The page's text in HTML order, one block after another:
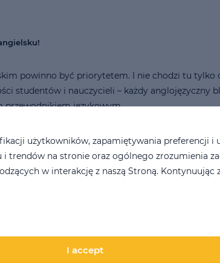
powinno być priorytetem. I nie chodzi tu tylko
studentów i nauczycieli – każdy anglojęzyczny
przewodnikiem językowym.
Beckhama czy Brittany Broski, a angielski –
towarzyszył Ci na co dzień. Nawiasem mówiąc,
więc poznasz wiele przydatnych słów z życia
po angielsku pobudza kreatywność i
użytkowników, zapamiętywania preferencji i
trendów na stronie oraz ogólnego zrozumienia
w interakcję z naszą Stroną. Kontynuując
I accept